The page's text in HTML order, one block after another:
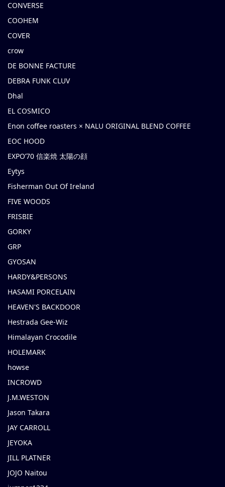
CONVERSE
COOHEM
COVER
crow
DE BONNE FACTURE
DEBRA FUNK CLUV
Dhal
EL COSMICO
Enon coffee roasters × NALU ORIGINAL BLEND COFFEE
EOC HOOD
EXPO’70 信楽焼 太陽の顔
Eytys
Fisherman Out Of Ireland
FIVE WOODS
FRISBIE
GORKY
GRP
GYOSAN
HARDY&PERSONS
HASAMI PORCELAIN
HEAVEN'S BACKDOOR
Hestrada Gee-Wiz
Himalayan Crocodile
HOLEMARK
howse
INCROWD
J.M.WESTON
Jason Takara
JAY CARROLL
JEYOKA
JILL PLATNER
JOJO Naitou